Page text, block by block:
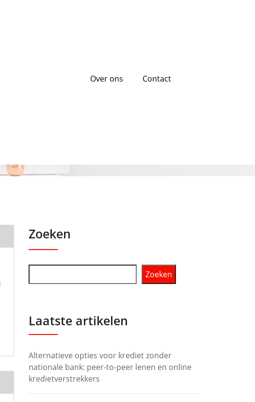
Over ons Contact
Zoeken
Zoeken
Laatste artikelen
Alternatieve opties voor krediet zonder
nationale bank: peer-to-peer lenen en online
kredietverstrekkers